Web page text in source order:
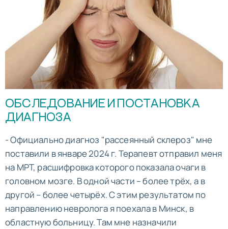
ОБСЛЕДОВАНИЕ И ПОСТАНОВКА
ДИАГНОЗА
- Официально диагноз "рассеянный склероз" мне
поставили в январе 2024 г. Терапевт отправил меня
на МРТ, расшифровка которого показала очаги в
головном мозге. В одной части – более трёх, а в
другой – более четырёх. С этим результатом по
направлению невролога я поехала в Минск, в
областную больницу. Там мне назначили